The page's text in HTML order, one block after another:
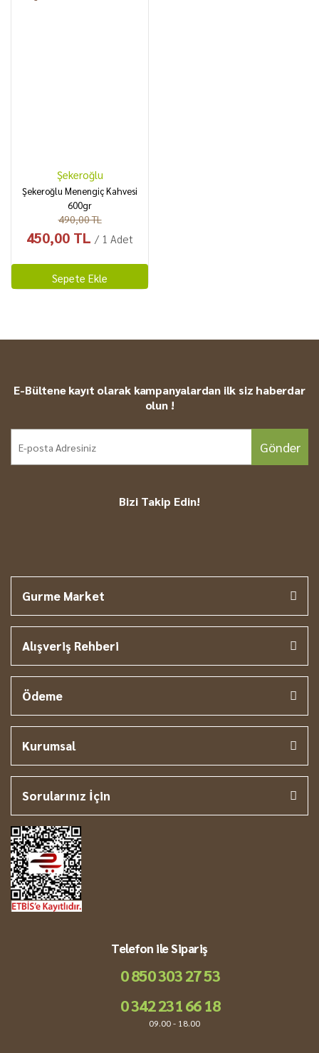
Şekeroğlu
Şekeroğlu Menengiç Kahvesi
600gr
490,00 TL
450,00 TL / 1 Adet
Sepete Ekle
E-Bültene kayıt olarak kampanyalardan ilk siz haberdar
olun !
Gönder
Bizi Takip Edin!
Gurme Market
Alışveriş Rehberi
Ödeme
Kurumsal
Sorularınız İçin
Telefon ile Sipariş
0 850 303 27 53
0 342 231 66 18
09.00 - 18.00